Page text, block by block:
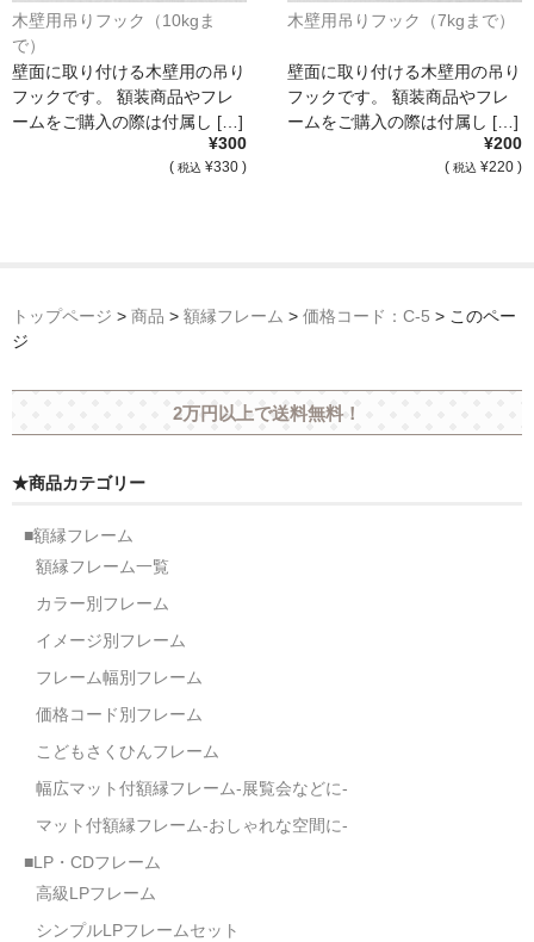
木壁用吊りフック（10kgま
で）
壁面に取り付ける木壁用の吊り
フックです。 額装商品やフレ
ームをご購入の際は付属し […]
¥300
( 税込 ¥330 )
木壁用吊りフック（7kgまで）
壁面に取り付ける木壁用の吊り
フックです。 額装商品やフレ
ームをご購入の際は付属し […]
¥200
( 税込 ¥220 )
トップページ > 商品 > 額縁フレーム > 価格コード：C-5 > このペー
ジ
2万円以上で送料無料！
★商品カテゴリー
■額縁フレーム
額縁フレーム一覧
カラー別フレーム
イメージ別フレーム
フレーム幅別フレーム
価格コード別フレーム
こどもさくひんフレーム
幅広マット付額縁フレーム-展覧会などに-
マット付額縁フレーム-おしゃれな空間に-
■LP・CDフレーム
高級LPフレーム
シンプルLPフレームセット